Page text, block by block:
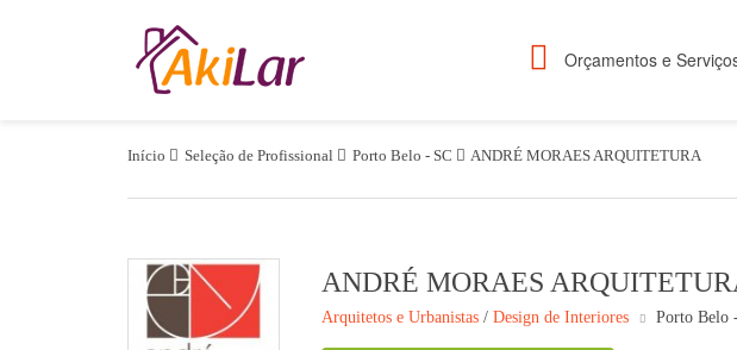
Orçamentos e
Início Seleção de Profissional Porto Belo - SC ANDRÉ MORAES ARQUITETURA
ANDRÉ MORAES
Arquitetos e Urbanistas /Design de Interiores Porto Belo